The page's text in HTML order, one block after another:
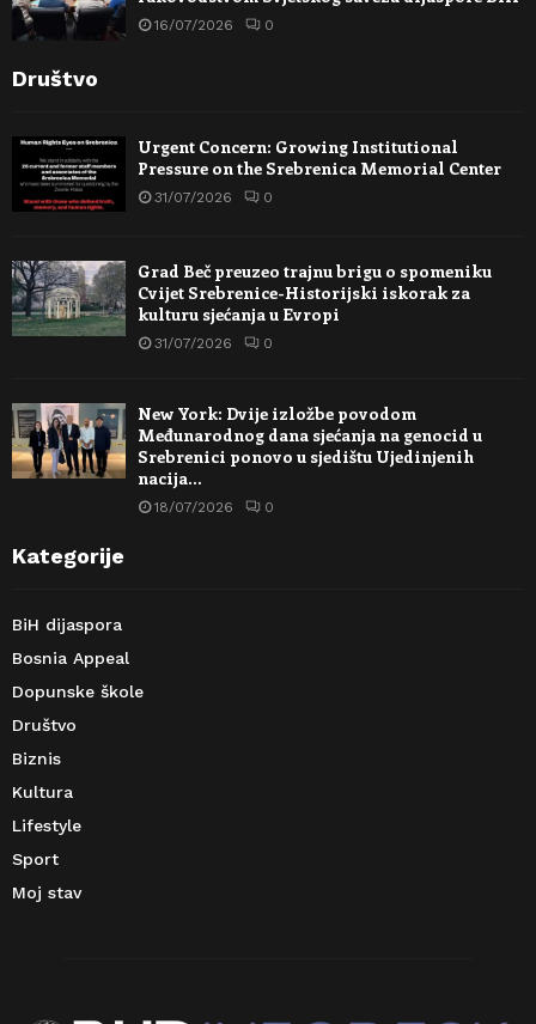
16/07/2026 0
Društvo
Urgent Concern: Growing Institutional
Pressure on the Srebrenica Memorial Center
31/07/2026 0
Grad Beč preuzeo trajnu brigu o spomeniku
Cvijet Srebrenice-Historijski iskorak za
kulturu sjećanja u Evropi
31/07/2026 0
New York: Dvije izložbe povodom
Međunarodnog dana sjećanja na genocid u
Srebrenici ponovo u sjedištu Ujedinjenih
nacija…
18/07/2026 0
Kategorije
BiH dijaspora
Bosnia Appeal
Dopunske škole
Društvo
Biznis
Kultura
Lifestyle
Sport
Moj stav